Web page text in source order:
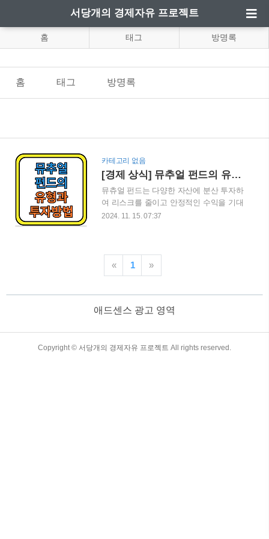
서당개의 경제자유 프로젝트
홈 태그 방명록
홈 태그 방명록
카테고리 없음
[경제 상식] 뮤추얼 펀드의 유형과 투자하는 방법
뮤츄얼 펀드는 다양한 자산에 분산 투자하
여 리스크를 줄이고 안정적인 수익을 기대
할 수 있는 투자 상품입니다. 뮤추얼 펀드
니다. 이번 블로그 게시글에서는 뮤추얼
펀드의 유형을 자세히 살펴보고, 뮤추얼
1. 뮤추얼 펀드의 주요 유형뮤추얼 펀드는
유형으로 나뉩니다. 각 유형마다 특징이
다르므로, 자신의 투자 성향에 맞는 유형
2024. 11. 15. 07:37
« 1 »
애드센스 광고 영역
Copyright © 서당개의 경제자유 프로젝트 All rights reserved.
TistoryWhaleSkin3.4